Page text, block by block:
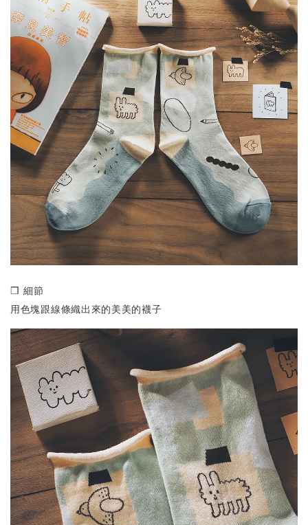
❒ 細節
用色塊跟線條織出來的美美的襪子